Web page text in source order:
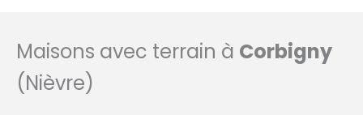
Maisons avec terrain à Corbigny
(Nièvre)